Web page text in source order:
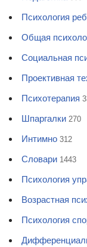
Психология
Общая
Социальная
Проективная
Психотерапия
Шпаргалки 270
Интимно 312
Словари 1443
Психология
Возрастная
Психология